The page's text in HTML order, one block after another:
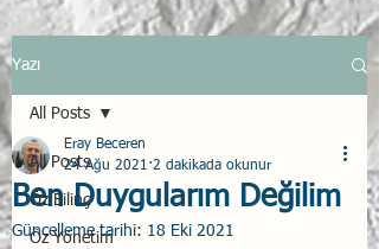
Yazı
All Posts
Öz Bilinç
Öz Yönetim
All Posts
Ben Duygularım Değilim
Eray Beceren
24 Ağu 2021 2 dakikada okunur
Güncelleme tarihi: 18 Eki 2021